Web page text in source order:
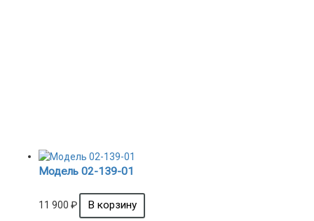
Модель 02-139-01
11 900 ₽